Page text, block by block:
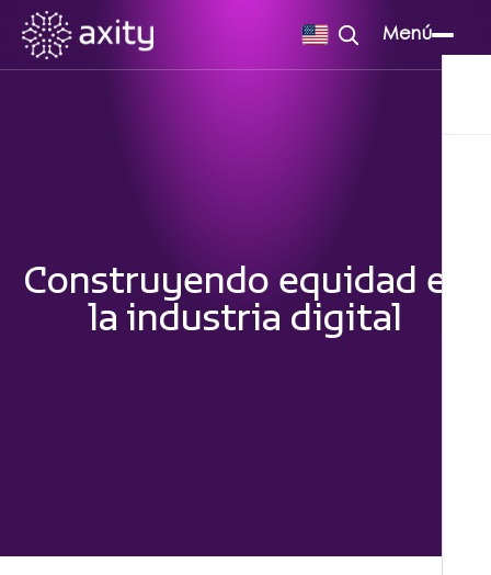
Menú
Construyendo equidad en
la industria digital